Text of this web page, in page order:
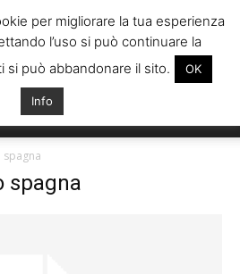
Italiani
spagna
per migliorare la tua esperienza
l’uso si può continuare la
si può abbandonare il sito.
OK
Info